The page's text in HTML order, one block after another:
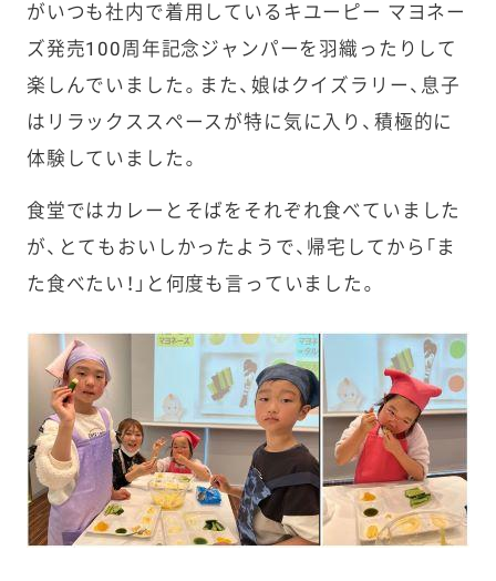
がいつも社内で着用しているキユーピー マヨネー
ズ発売100周年記念ジャンパーを羽織ったりして
楽しんでいました。また、娘はクイズラリー、息子
はリラックススペースが特に気に入り、積極的に
体験していました。
食堂ではカレーとそばをそれぞれ食べていました
が、とてもおいしかったようで、帰宅してから「ま
た食べたい！」と何度も言っていました。